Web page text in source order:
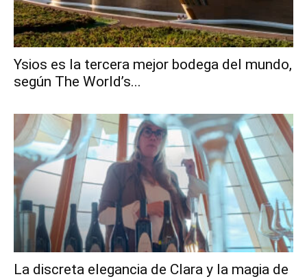
Ysios es la tercera mejor bodega del mundo,
según The World’s...
La discreta elegancia de Clara y la magia de